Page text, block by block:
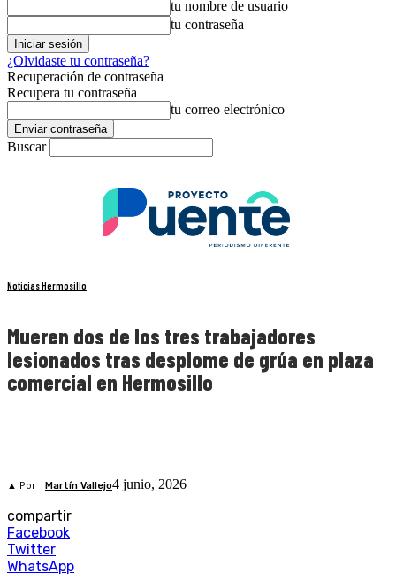
tu nombre de usuario
tu contraseña
¿Olvidaste tu contraseña?
Recuperación de contraseña
Recupera tu contraseña
tu correo electrónico
Buscar
Noticias Hermosillo
Mueren dos de los tres trabajadores
lesionados tras desplome de grúa en plaza
comercial en Hermosillo
▲ Por Martín Vallejo4 junio, 2026
compartir
Facebook
Twitter
WhatsApp